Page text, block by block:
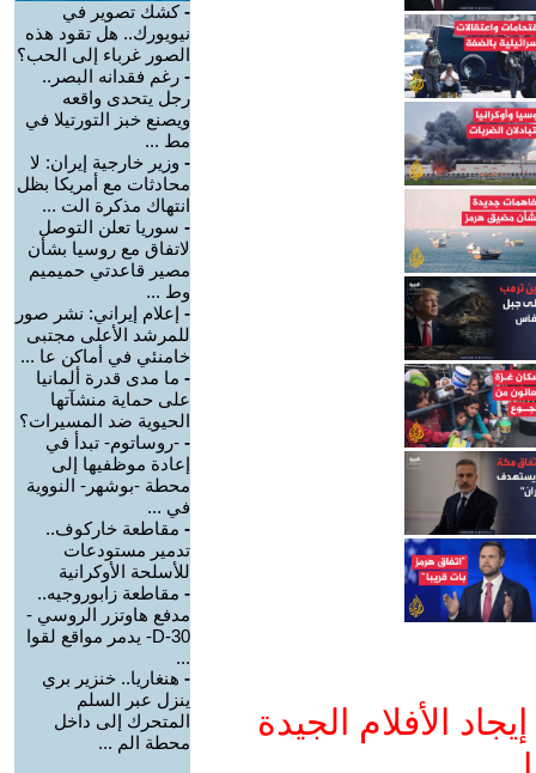
الأفلام الجيدة
-كشك تصوير في
نيويورك.. هل تقود هذه
الصور غرباء إلى الحب؟
- رغم فقدانه البصر..
رجل يتحدى واقعه
ويصنع خبز التورتيلا في
مط ...
- وزير خارجية إيران: لا
محادثات مع أمريكا بظل
انتهاك مذكرة الت ...
- سوريا تعلن التوصل
لاتفاق مع روسيا بشأن
مصير قاعدتي حميميم
وط ...
- إعلام إيراني: نشر صور
للمرشد الأعلى مجتبى
خامنئي في أماكن عا ...
- ما مدى قدرة ألمانيا
على حماية منشآتها
الحيوية ضد المسيرات؟
- -روساتوم- تبدأ في
إعادة موظفيها إلى
محطة -بوشهر- النووية
في ...
- مقاطعة خاركوف..
تدمير مستودعات
للأسلحة الأوكرانية
- مقاطعة زابوروجيه..
مدفع هاوتزر الروسي -
D-30- يدمر مواقع لقوا
...
- هنغاريا.. خنزير بري
ينزل عبر السلم
المتحرك إلى داخل
محطة الم ...